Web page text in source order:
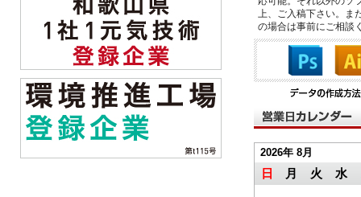
上、ご入稿下さい。ま
の場合は事前にご相談
2026年 8月
日 月 火 水